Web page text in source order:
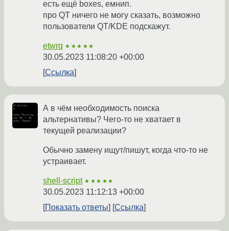
есть ещё boxes, емнип.
про QT ничего не могу сказать, возможно
пользователи QT/KDE подскажут.
etwrq ★★★★★
30.05.2023 11:08:20 +00:00
Ссылка
А в чём необходимость поиска
альтернативы? Чего-то не хватает в
текущей реализации?
Обычно замену ищут/пишут, когда что-то не
устраивает.
shell-script ★★★★★
30.05.2023 11:12:13 +00:00
Показать ответы
Ссылка